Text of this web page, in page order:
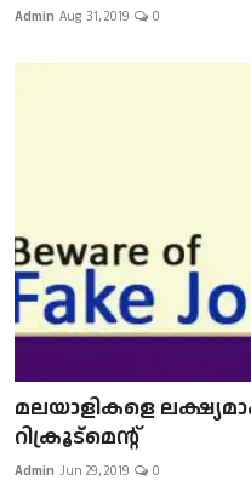
Admin Aug 31, 2019 0
മലയാളികളെ
റിക്രൂട്മെന്റ്
Admin Jun 29, 2019 0